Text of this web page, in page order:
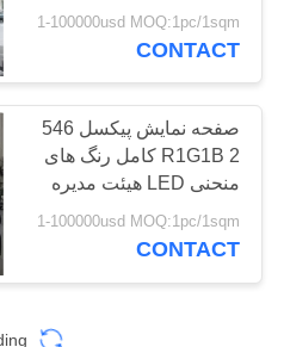
چراغ
محیط
29
ورود به
13
نمایش LED صفحه نمایش
برای فضای باز
1-100000usd MOQ:1pc/1sqm
CONTACT
صفحه نمایش پیکسل 546
2 R1G1B کامل رنگ های
منحنی LED هیئت مدیره
برای تبلیغات
1-100000usd MOQ:1pc/1sqm
CONTACT